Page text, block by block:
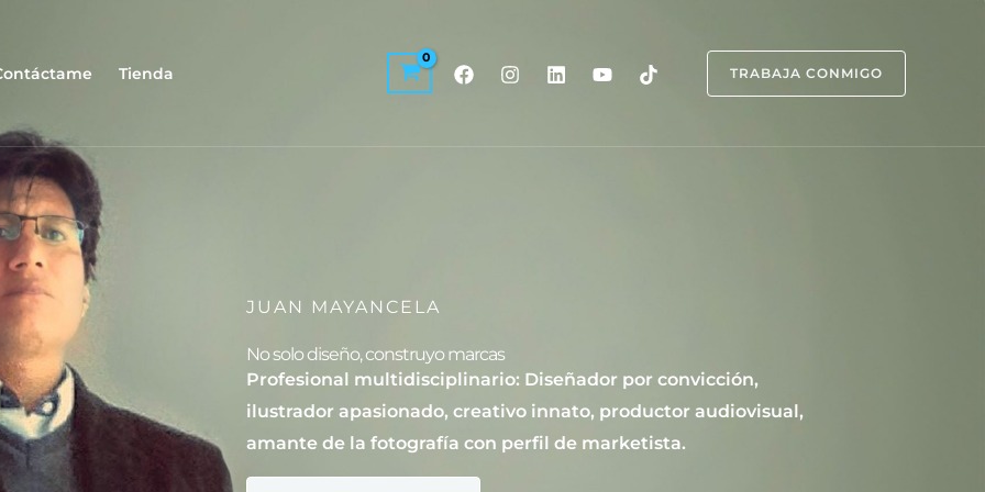
Tienda TRABAJA CONMIGO
JUAN MAYANCELA
No solo diseño, construyo marcas
Profesional multidisciplinario: Diseñador por convicción,
ilustrador apasionado, creativo innato, productor audiovisual,
amante de la fotografía con perfil de marketista.